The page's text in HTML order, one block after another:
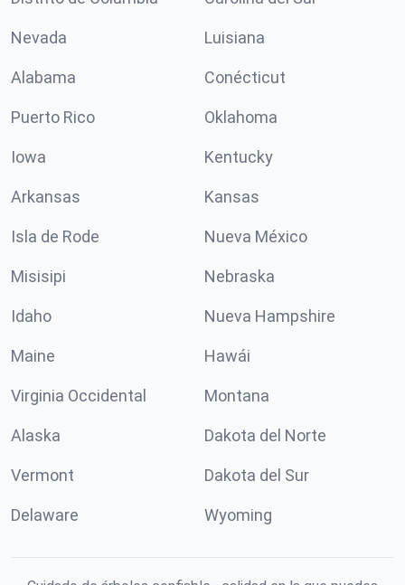
Nevada Luisiana
Alabama Conécticut
Puerto Rico Oklahoma
Iowa Kentucky
Arkansas Kansas
Isla de Rode Nueva México
Misisipi Nebraska
Idaho Nueva Hampshire
Maine Hawái
Virginia Occidental Montana
Alaska Dakota del Norte
Vermont Dakota del Sur
Delaware Wyoming